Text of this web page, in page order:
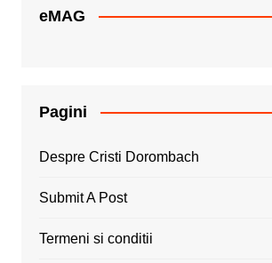
eMAG
Pagini
Despre Cristi Dorombach
Submit A Post
Termeni si conditii